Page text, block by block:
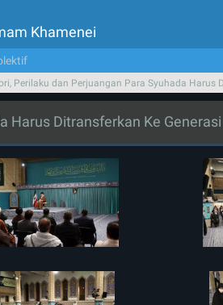
Khamenei
Perilaku dan Perjuangan Para Syuhada Harus
Harus Ditransferkan Ke